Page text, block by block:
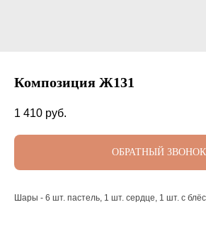
Композиция Ж131
1 410 руб.
ОБРАТНЫЙ ЗВОНОК
Шары - 6 шт. пастель, 1 шт. сердце, 1 шт. с